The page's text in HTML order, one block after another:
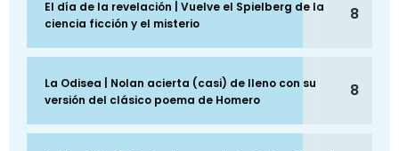
El día de la revelación | Vuelve el Spielberg de la
ciencia ficción y el misterio
8
La Odisea | Nolan acierta (casi) de lleno con su
versión del clásico poema de Homero
8